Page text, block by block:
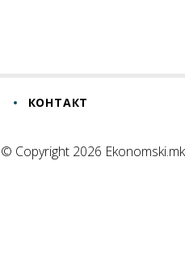
КОНТАКТ
© Copyright 2026 Ekonomski.mk